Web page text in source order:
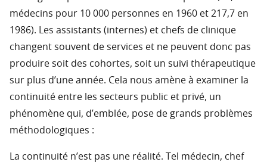
médecins pour 10 000 personnes en 1960 et 217,7 en
1986). Les assistants (internes) et chefs de clinique
changent souvent de services et ne peuvent donc pas
produire soit des cohortes, soit un suivi thérapeutique
sur plus d’une année. Cela nous amène à examiner la
continuité entre les secteurs public et privé, un
phénomène qui, d’emblée, pose de grands problèmes
méthodologiques :
La continuité n’est pas une réalité. Tel médecin, chef